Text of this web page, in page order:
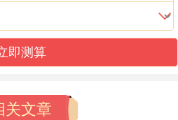
年为丙午马年太岁位在
，属马者动土,应优先选
（虎，狗日）或六盒
谨规避同马相冲的鼠
即测算
关文章